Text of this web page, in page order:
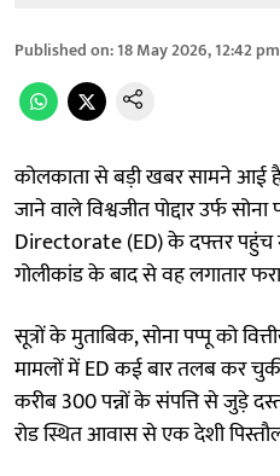
Published on:18 May 2026, 12:42 pm
कोलकाता से बड़ी खबर सामने आई
जाने वाले विश्वजीत पोद्दार उर्फ
Directorate (ED) के दफ्तर पहुंच
गोलीकांड के बाद से वह लगातार
सूत्रों के मुताबिक, सोना पप्पू को
मामलों में ED कई बार तलब कर
करीब 300 पन्नों के संपत्ति से जुड़े
रोड स्थित आवास से एक देशी